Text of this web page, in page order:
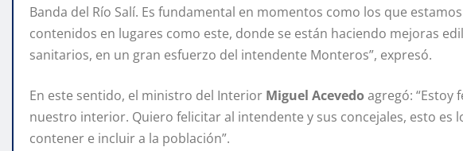
Banda del Río Salí. Es fundamental en momentos como los que
contenidos en lugares como este, donde se están haciendo mejoras
sanitarios, en un gran esfuerzo del intendente Monteros”, expresó.
En este sentido, el ministro del Interior Miguel Acevedo agregó: “Estoy
nuestro interior. Quiero felicitar al intendente y sus concejales, esto es
contener e incluir a la población”.